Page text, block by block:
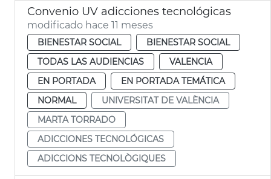
Convenio UV adicciones tecnológicas
modificado hace 11 meses
BIENESTAR SOCIAL
BIENESTAR SOCIAL
TODAS LAS AUDIENCIAS
VALENCIA
EN PORTADA
EN PORTADA TEMÁTICA
NORMAL
UNIVERSITAT DE VALÈNCIA
MARTA TORRADO
ADICCIONES TECNOLÓGICAS
ADICCIONS TECNOLÒGIQUES